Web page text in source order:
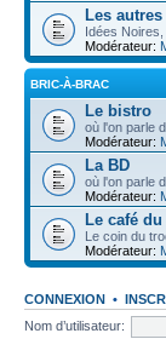
Les
Idées Noires,
Modérateur:
BRIC-À-BRAC
Le bistro
où l'on parle
Modérateur:
La BD
où l'on parle
Modérateur:
Le café
Le coin du
Modérateur:
CONNEXION •
Nom d’utilisateur: